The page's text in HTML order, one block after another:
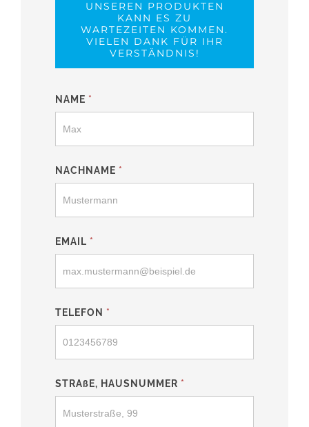
UNSEREN PRODUKTEN
KANN ES ZU
WARTEZEITEN KOMMEN.
VIELEN DANK FÜR IHR
VERSTÄNDNIS!
Zaunbau-
Formular
NAME *
NACHNAME *
EMAIL *
TELEFON *
STRAßE, HAUSNUMMER *